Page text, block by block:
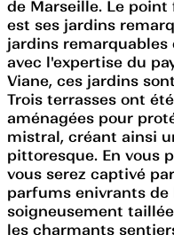
de Marseille. Le point
est ses jardins
jardins remarquables
avec l'expertise du
Viane, ces jardins
Trois terrasses ont
aménagées pour
mistral, créant ainsi
pittoresque. En vous
vous serez captivé
parfums enivrants de
soigneusement
les charmants